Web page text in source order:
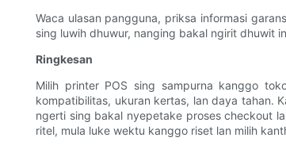
Waca ulasan pangguna, priksa informasi
sing luwih dhuwur, nanging bakal ngirit dhuwit
Ringkesan
Milih printer POS sing sampurna kanggo
kompatibilitas, ukuran kertas, lan daya tahan.
ngerti sing bakal nyepetake proses checkout
ritel, mula luke wektu kanggo riset lan milih